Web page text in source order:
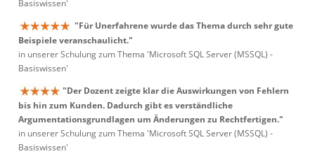
Basiswissen'
"Für Unerfahrene wurde das Thema durch sehr gute
Beispiele veranschaulicht."
in unserer Schulung zum Thema 'Microsoft SQL Server (MSSQL) -
Basiswissen'
"Der Dozent zeigte klar die Auswirkungen von Fehlern
bis hin zum Kunden. Dadurch gibt es verständliche
Argumentationsgrundlagen um Änderungen zu Rechtfertigen."
in unserer Schulung zum Thema 'Microsoft SQL Server (MSSQL) -
Basiswissen'